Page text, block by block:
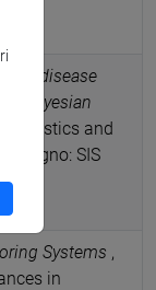
disease
a Bayesian
Statistics and
SIS
Systems ,
in